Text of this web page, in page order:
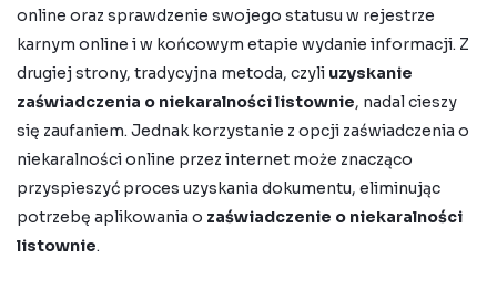
online oraz sprawdzenie swojego statusu w rejestrze
karnym online i w końcowym etapie wydanie informacji. Z
drugiej strony, tradycyjna metoda, czyli uzyskanie
zaświadczenia o niekaralności listownie, nadal cieszy
się zaufaniem. Jednak korzystanie z opcji zaświadczenia o
niekaralności online przez internet może znacząco
przyspieszyć proces uzyskania dokumentu, eliminując
potrzebę aplikowania o zaświadczenie o niekaralności
listownie.